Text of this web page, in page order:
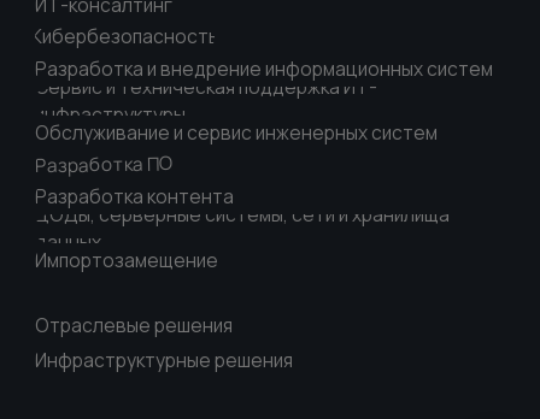
ул. Мясницкая, д. 47
Москва
Телефон: +7 (800) 555-04-81
Персональные данные и правовые аспекты
Антикоррупционная политика
Согласие на обработку персональных данных